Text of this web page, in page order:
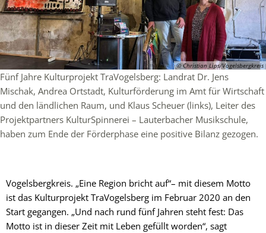
© Christian Lips/Vogelsbergkreis
Fünf Jahre Kulturprojekt TraVogelsberg: Landrat Dr. Jens
Mischak, Andrea Ortstadt, Kulturförderung im Amt für Wirtschaft
und den ländlichen Raum, und Klaus Scheuer (links), Leiter des
Projektpartners KulturSpinnerei – Lauterbacher Musikschule,
haben zum Ende der Förderphase eine positive Bilanz gezogen.
Vogelsbergkreis. „Eine Region bricht auf“– mit diesem Motto
ist das Kulturprojekt TraVogelsberg im Februar 2020 an den
Start gegangen. „Und nach rund fünf Jahren steht fest: Das
Motto ist in dieser Zeit mit Leben gefüllt worden“, sagt